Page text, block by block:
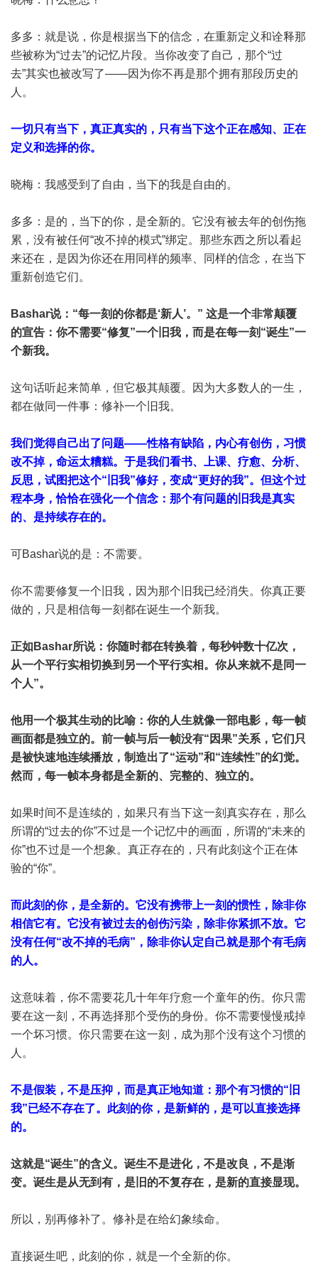
多多：就是说，你是根据当下的信念，在重新定义和诠释那
些被称为“过去”的记忆片段。当你改变了自己，那个“过
去”其实也被改写了——因为你不再是那个拥有那段历史的
人。
一切只有当下，真正真实的，只有当下这个正在感知、正在
定义和选择的你。
晓梅：我感受到了自由，当下的我是自由的。
多多：是的，当下的你，是全新的。它没有被去年的创伤拖
累，没有被任何“改不掉的模式”绑定。那些东西之所以看起
来还在，是因为你还在用同样的频率、同样的信念，在当下
重新创造它们。
Bashar说：“每一刻的你都是‘新人’。” 这是一个非常颠覆
的宣告：你不需要“修复”一个旧我，而是在每一刻“诞生”一
个新我。
这句话听起来简单，但它极其颠覆。因为大多数人的一生，
都在做同一件事：修补一个旧我。
我们觉得自己出了问题——性格有缺陷，内心有创伤，习惯
改不掉，命运太糟糕。于是我们看书、上课、疗愈、分析、
反思，试图把这个“旧我”修好，变成“更好的我”。但这个过
程本身，恰恰在强化一个信念：那个有问题的旧我是真实
的、是持续存在的。
可Bashar说的是：不需要。
你不需要修复一个旧我，因为那个旧我已经消失。你真正要
做的，只是相信每一刻都在诞生一个新我。
正如Bashar所说：你随时都在转换着，每秒钟数十亿次，
从一个平行实相切换到另一个平行实相。你从来就不是同一
个人”。
他用一个极其生动的比喻：你的人生就像一部电影，每一帧
画面都是独立的。前一帧与后一帧没有“因果”关系，它们只
是被快速地连续播放，制造出了“运动”和“连续性”的幻觉。
然而，每一帧本身都是全新的、完整的、独立的。
如果时间不是连续的，如果只有当下这一刻真实存在，那么
所谓的“过去的你”不过是一个记忆中的画面，所谓的“未来的
你”也不过是一个想象。真正存在的，只有此刻这个正在体
验的“你”。
而此刻的你，是全新的。它没有携带上一刻的惯性，除非你
相信它有。它没有被过去的创伤污染，除非你紧抓不放。它
没有任何“改不掉的毛病”，除非你认定自己就是那个有毛病
的人。
这意味着，你不需要花几十年年疗愈一个童年的伤。你只需
要在这一刻，不再选择那个受伤的身份。你不需要慢慢戒掉
一个坏习惯。你只需要在这一刻，成为那个没有这个习惯的
人。
不是假装，不是压抑，而是真正地知道：那个有习惯的“旧
我”已经不存在了。此刻的你，是新鲜的，是可以直接选择
的。
这就是“诞生”的含义。诞生不是进化，不是改良，不是渐
变。诞生是从无到有，是旧的不复存在，是新的直接显现。
所以，别再修补了。修补是在给幻象续命。
直接诞生吧，此刻的你，就是一个全新的你。